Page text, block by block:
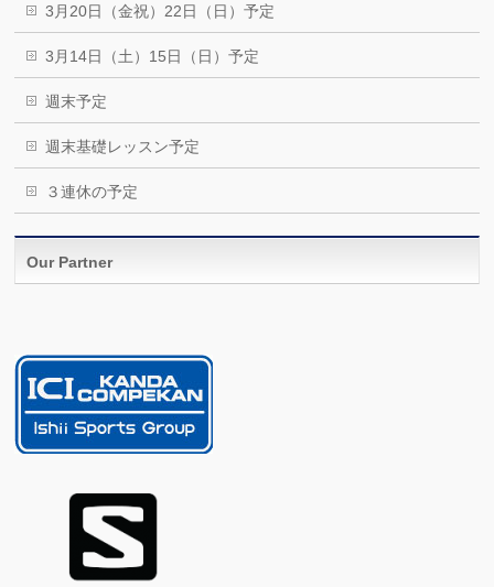
3月20日（金祝）22日（日）予定
3月14日（土）15日（日）予定
週末予定
週末基礎レッスン予定
３連休の予定
Our Partner